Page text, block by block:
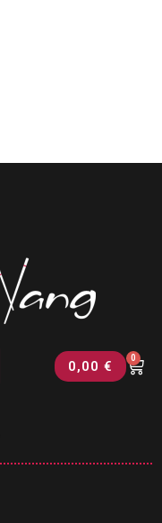
0,00 €
0